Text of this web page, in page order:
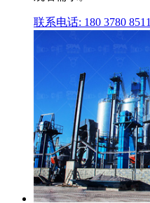
联系电话: 180 3780 8511